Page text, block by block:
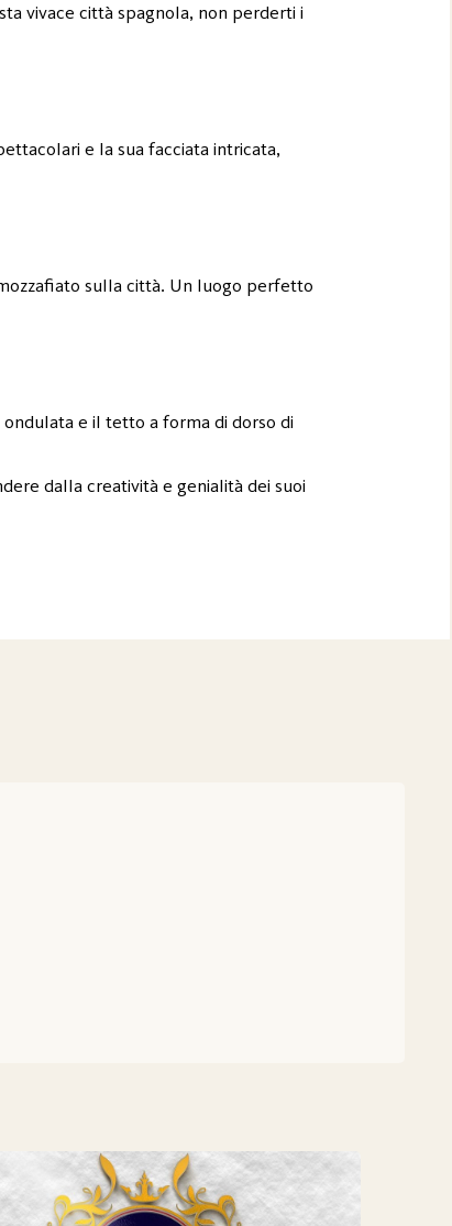
vivace città spagnola, non perderti i
e la sua facciata intricata,
sulla città. Un luogo perfetto
e il tetto a forma di dorso di
dalla creatività e genialità dei suoi